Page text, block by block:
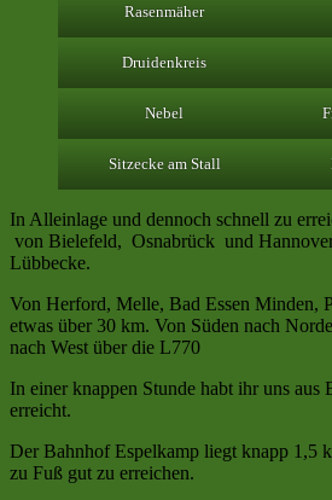
Rasenmäher
Druidenkreis
Nebel
Sitzecke am Stall
In Alleinlage und dennoch schnell zu
von Bielefeld, Osnabrück und
Lübbecke.
Von Herford, Melle, Bad Essen Minden,
etwas über 30 km. Von Süden nach
nach West über die L770
In einer knappen Stunde habt ihr uns aus
erreicht.
Der Bahnhof Espelkamp liegt knapp 1,5
zu Fuß gut zu erreichen.